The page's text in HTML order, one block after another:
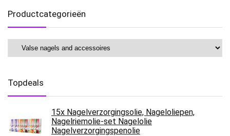
Productcategorieën
Topdeals
15x Nagelverzorgingsolie, Nageloliepen,
Nagelriemolie-set Nagelolie
Nagelverzorgingspenolie